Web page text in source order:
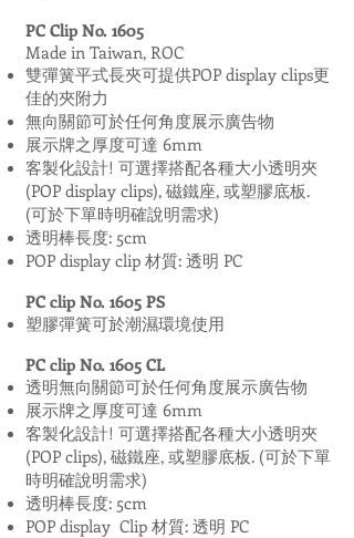
PC Clip No. 1605
Made in Taiwan, ROC
雙彈簧平式長夾可提供POP display clips更
佳的夾附力
無向關節可於任何角度展示廣告物
展示牌之厚度可達 6mm
客製化設計! 可選擇搭配各種大小透明夾
(POP display clips), 磁鐵座, 或塑膠底板.
(可於下單時明確說明需求)
透明棒長度: 5cm
POP display clip 材質: 透明 PC
PC clip No. 1605 PS
塑膠彈簧可於潮濕環境使用
PC clip No. 1605 CL
透明無向關節可於任何角度展示廣告物
展示牌之厚度可達 6mm
客製化設計! 可選擇搭配各種大小透明夾
(POP clips), 磁鐵座, 或塑膠底板. (可於下單
時明確說明需求)
透明棒長度: 5cm
POP display Clip 材質: 透明 PC